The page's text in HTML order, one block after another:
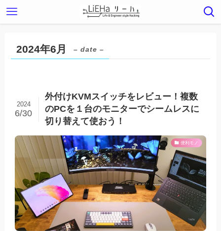
2024年6月 – date –
外付けKVMスイッチをレビュー！複数
のPCを１台のモニターでシームレスに
切り替えて使おう！
2024
6/30
便利モノ